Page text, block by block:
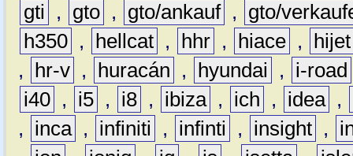
gti
, gto , gto/ankauf ,
gto/
h350 , hellcat , hhr , hiace ,
hijet
,
hr-v , huracán , hyundai ,
i-road
i40 , i5 , i8 , ibiza , ich , idea ,
,
inca , infiniti , infinti , insight ,